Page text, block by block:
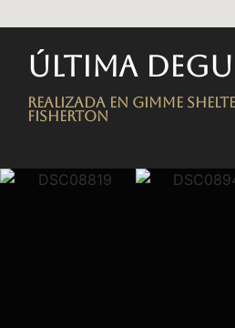
Última
Realizada en Gimme
FISHERTON